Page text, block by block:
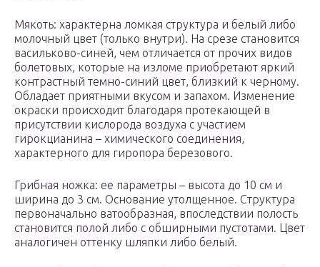
Мякоть: характерна ломкая структура и белый либо
молочный цвет (только внутри). На срезе становится
васильково-синей, чем отличается от прочих видов
болетовых, которые на изломе приобретают яркий
контрастный темно-синий цвет, близкий к черному.
Обладает приятными вкусом и запахом. Изменение
окраски происходит благодаря протекающей в
присутствии кислорода воздуха с участием
гирокцианина – химического соединения,
характерного для гиропора березового.
Грибная ножка: ее параметры – высота до 10 см и
ширина до 3 см. Основание утолщенное. Структура
первоначально ватообразная, впоследствии полость
становится полой либо с обширными пустотами. Цвет
аналогичен оттенку шляпки либо белый.